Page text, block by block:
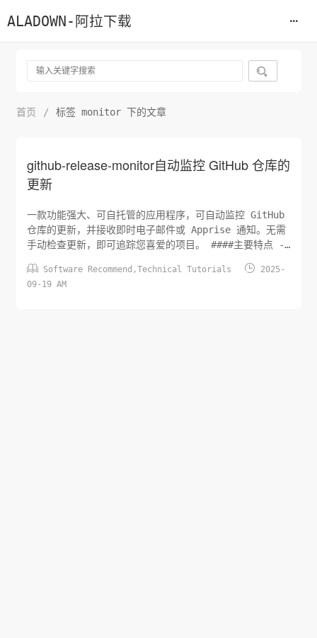
ALADOWN-阿拉下载

首页 / 标签 monitor 下的文章
github-release-monitor自动监控 GitHub 仓库的
更新
一款功能强大、可自托管的应用程序，可自动监控 GitHub
仓库的更新，并接收即时电子邮件或 Apprise 通知。无需
手动检查更新，即可追踪您喜爱的项目。 ####主要特点 -
台自动检查新版本。 - 灵活的通知： - 电子邮件：配置
SMTP 设置以接收详细的电子邮件通知。 - Apprise：与
 Software Recommend ,Technical Tutorials  2025-
09-19 AM